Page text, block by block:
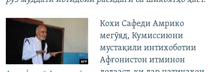
Кохи Сафеди Амрико
мегӯяд, Кумиссиюни
мустақили интихоботии
Афғонистон итминон